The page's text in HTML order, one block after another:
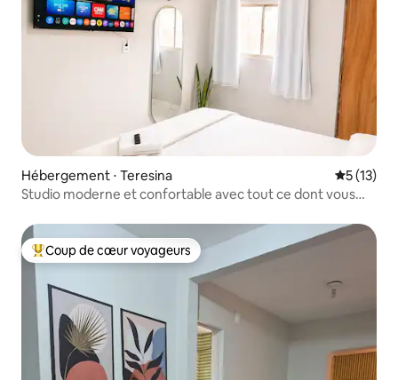
Hébergement ⋅ Teresina
5 (13)
Studio moderne et confortable avec tout ce dont vous
Coups de cœur voyageurs les plus appréciés
Coup de cœur voyageurs